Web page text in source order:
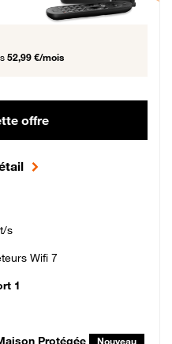
52,99 €/mois
offre
s
Wifi 7
1
Protégée Nouveau